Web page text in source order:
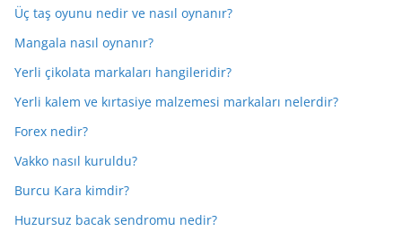
Üç taş oyunu nedir ve nasıl oynanır?
Mangala nasıl oynanır?
Yerli çikolata markaları hangileridir?
Yerli kalem ve kırtasiye malzemesi markaları nelerdir?
Forex nedir?
Vakko nasıl kuruldu?
Burcu Kara kimdir?
Huzursuz bacak sendromu nedir?